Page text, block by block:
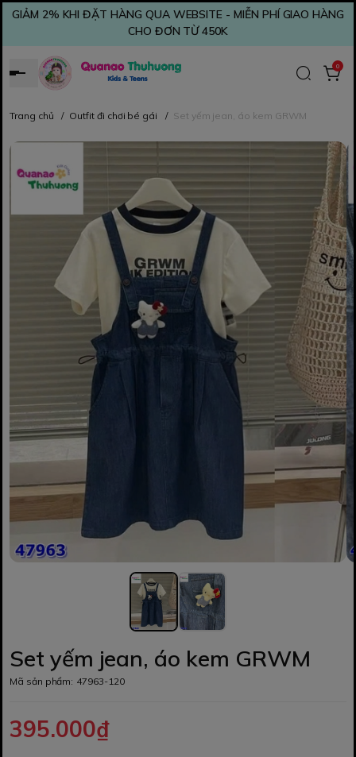
GIẢM 2% KHI ĐẶT HÀNG QUA WEBSITE - MIỄN PHÍ GIAO HÀNG
CHO ĐƠN TỪ 450K
0
Trang chủ / Outfit đi chơi bé gái / Set yếm jean, áo kem GRWM
Set yếm jean, áo kem GRWM
Mã sản phẩm: 47963-120
395.000₫